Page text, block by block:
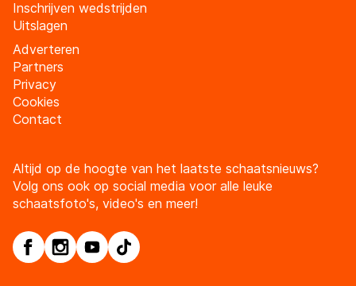
Inschrijven wedstrijden
Uitslagen
Adverteren
Partners
Privacy
Cookies
Contact
Altijd op de hoogte van het laatste schaatsnieuws?
Volg ons ook op social media voor alle leuke
schaatsfoto's, video's en meer!